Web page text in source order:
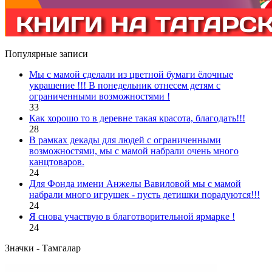
Популярные записи
Мы с мамой сделали из цветной бумаги ёлочные
украшение !!! В понедельник отнесем детям с
ограниченными возможностями !
33
Как хорошо то в деревне такая красота, благодать!!!
28
В рамках декады для людей с ограниченными
возможностями, мы с мамой набрали очень много
канцтоваров.
24
Для Фонда имени Анжелы Вавиловой мы с мамой
набрали много игрушек - пусть детишки порадуются!!!
24
Я снова участвую в благотворительной ярмарке !
24
Значки - Тамгалар